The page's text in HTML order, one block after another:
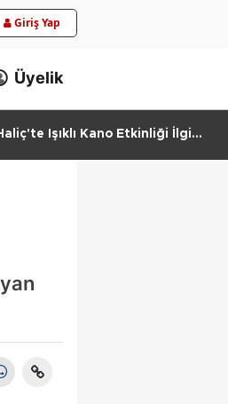
Giriş Yap
Üyelik
Işıklı Kano Etkinliği İlgi